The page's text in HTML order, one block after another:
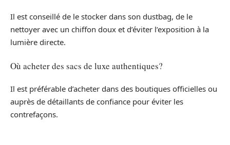
Il est conseillé de le stocker dans son dustbag, de le
nettoyer avec un chiffon doux et d’éviter l’exposition à la
lumière directe.
Où acheter des sacs de luxe authentiques?
Il est préférable d’acheter dans des boutiques officielles ou
auprès de détaillants de confiance pour éviter les
contrefaçons.